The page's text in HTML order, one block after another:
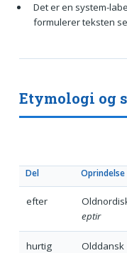
Det er en system-
formulerer teksten
Etymologi og
Del Oprindelse
efter
eptir
hurtig
Olddansk